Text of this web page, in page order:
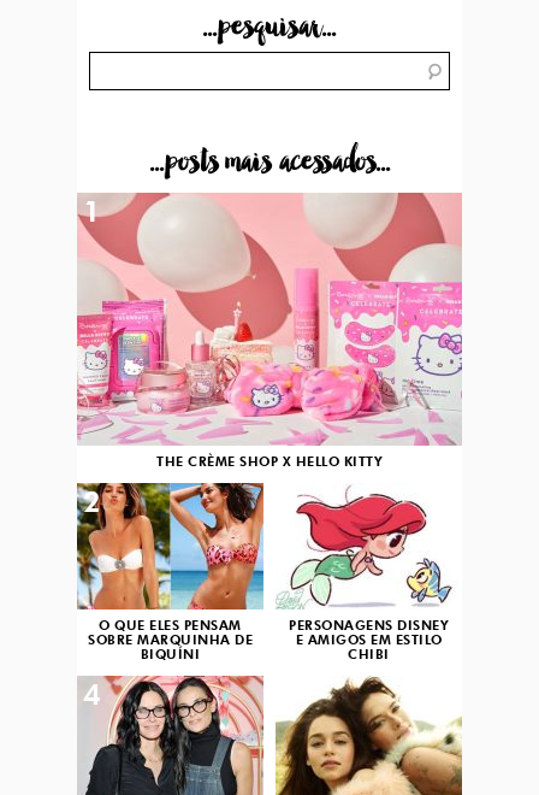
...pesquisar...
...posts mais acessados...
THE CRÈME SHOP X HELLO KITTY
1
O QUE ELES PENSAM
SOBRE MARQUINHA DE
BIQUÍNI
2
PERSONAGENS DISNEY
E AMIGOS EM ESTILO
CHIBI
3
4